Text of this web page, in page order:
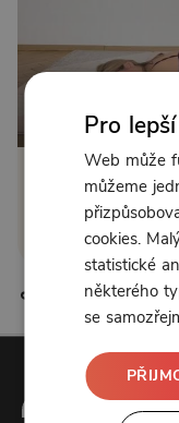
Pro
Web může
můžeme
cookies.
statistické
některého
se